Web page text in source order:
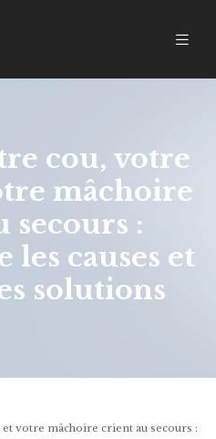
cou, votre
mâchoire
secours :
causes et
solutions
votre mâchoire crient au secours :